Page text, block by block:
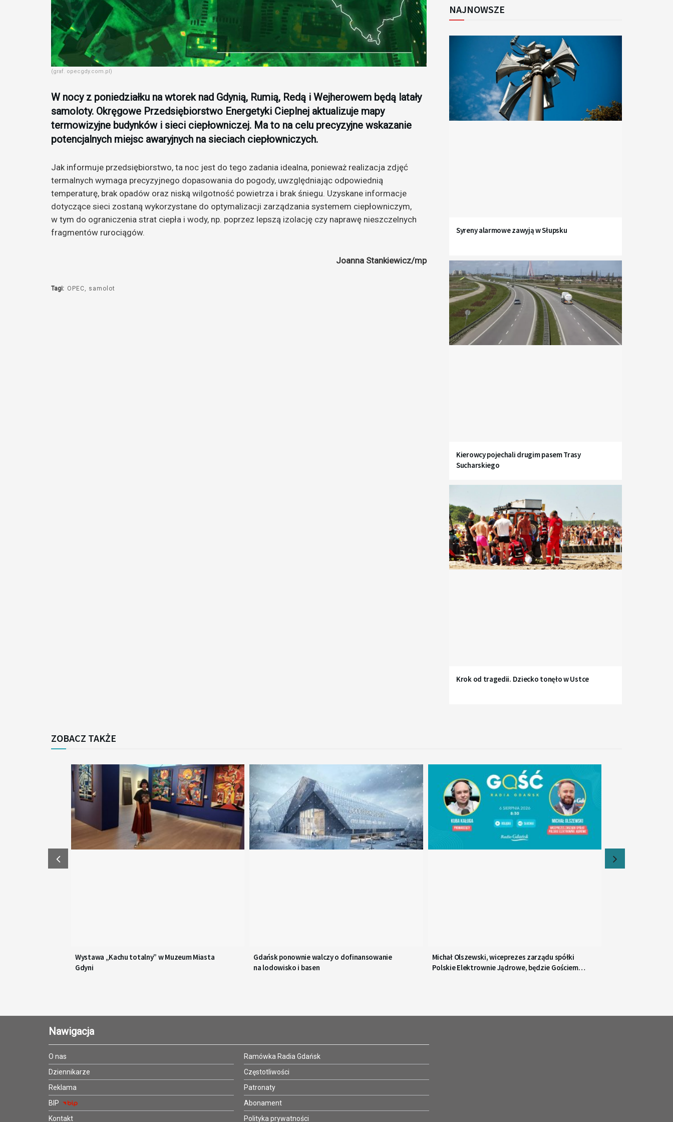
(graf. opecgdy.com.pl)
W nocy z poniedziałku na wtorek nad Gdynią, Rumią, Redą i Wejherowem będą latały
samoloty. Okręgowe Przedsiębiorstwo Energetyki Cieplnej aktualizuje mapy
termowizyjne budynków i sieci ciepłowniczej. Ma to na celu precyzyjne wskazanie
potencjalnych miejsc awaryjnych na sieciach ciepłowniczych.
Jak informuje przedsiębiorstwo, ta noc jest do tego zadania idealna, ponieważ realizacja zdjęć
termalnych wymaga precyzyjnego dopasowania do pogody, uwzględniając odpowiednią
temperaturę, brak opadów oraz niską wilgotność powietrza i brak śniegu. Uzyskane informacje
dotyczące sieci zostaną wykorzystane do optymalizacji zarządzania systemem ciepłowniczym,
w tym do ograniczenia strat ciepła i wody, np. poprzez lepszą izolację czy naprawę nieszczelnych
fragmentów rurociągów.
Joanna Stankiewicz/mp
Tagi: OPEC samolot
NAJNOWSZE
Syreny alarmowe zawyją w Słupsku
Kierowcy pojechali drugim pasem Trasy
Sucharskiego
Krok od tragedii. Dziecko tonęło w Ustce
ZOBACZ TAKŻE
Wystawa „Kachu totalny” w Muzeum Miasta
Gdyni
Gdańsk ponownie walczy o dofinansowanie
na lodowisko i basen
Michał Olszewski, wiceprezes zarządu spółki
Polskie Elektrownie Jądrowe, będzie Gościem
Nawigacja
O nas
Dziennikarze
Reklama
BIP
Kontakt
Ramówka Radia Gdańsk
Częstotliwości
Patronaty
Abonament
Polityka prywatności